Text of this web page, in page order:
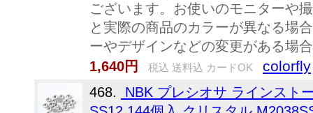
ございます。お使いのモニターや
と実際の商品のカラーが異なる場
ーやデザインなどの変更がある場
1,640円
税込 送料込 カードOK colorfly
468.
NBK プレシオサ ラインスト